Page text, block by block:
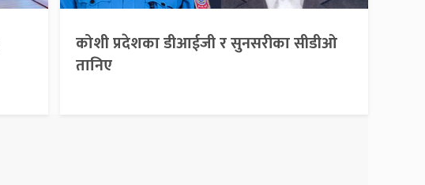
कोशी प्रदेशका डीआईजी र सुनसरीका सीडीओ
तानिए